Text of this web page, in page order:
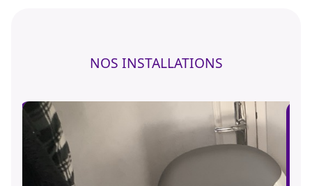
NOS INSTALLATIONS